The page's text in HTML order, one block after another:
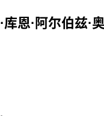
恩·阿尔伯兹·